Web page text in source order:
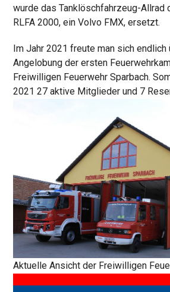
wurde das Tanklöschfahrzeug-Allrad
RLFA 2000, ein Volvo FMX, ersetzt.
Im Jahr 2021 freute man sich endlich
Angelobung der ersten
Freiwilligen Feuerwehr Sparbach.
2021 27 aktive Mitglieder und 7
Aktuelle Ansicht der Freiwilligen